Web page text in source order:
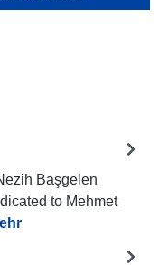
Başgelen
to Mehmet